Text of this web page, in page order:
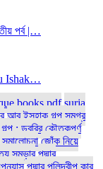
পর্ব |…
Ishak…
books pdf surja
আবু ইসহাক গল্প সমগ্র
: ডুবুরির কৌতুকপূর্ণ
জোঁক নিয়ে
সম্ভার পদ্মার